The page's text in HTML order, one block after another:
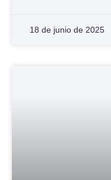
18 de junio de 2025